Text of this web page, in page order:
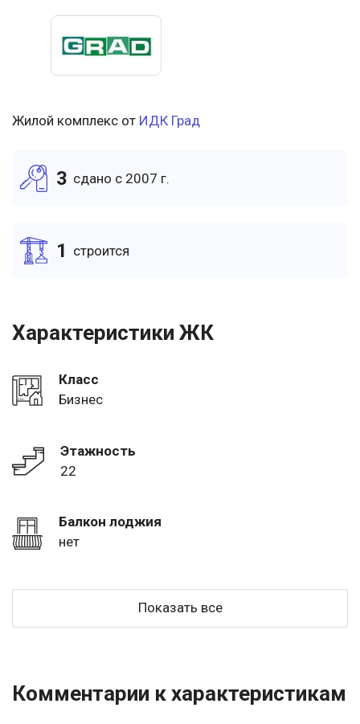
Жилой комплекс от ИДК Град
3 cдано c 2007 г.
1 cтроится
Характеристики ЖК
Класс
Бизнес
Этажность
22
Балкон лоджия
нет
Показать все
Комментарии к характеристикам